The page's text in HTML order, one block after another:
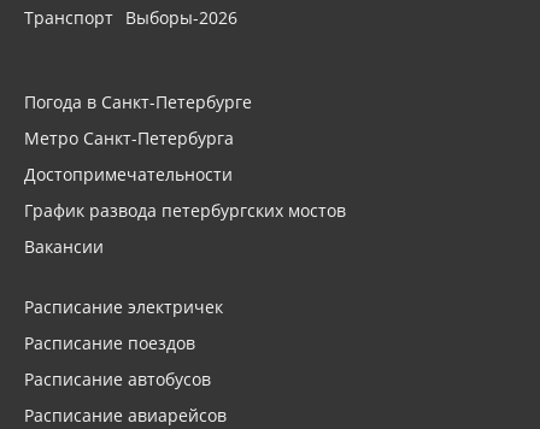
Транспорт Выборы-2026
Погода в Санкт-Петербурге
Метро Санкт-Петербурга
Достопримечательности
График развода петербургских мостов
Вакансии
Расписание электричек
Расписание поездов
Расписание автобусов
Расписание авиарейсов